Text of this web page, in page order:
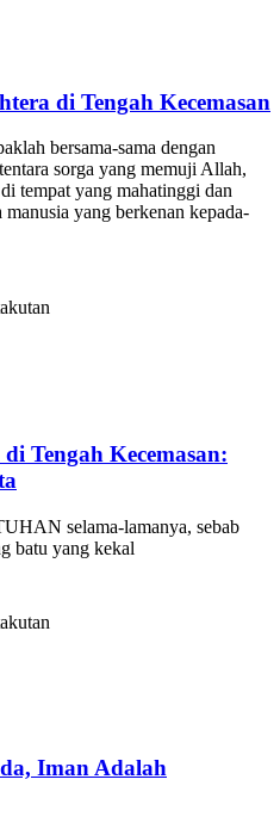
di Tengah Kecemasan
bersama-sama dengan
sorga yang memuji Allah,
tempat yang mahatinggi dan
yang berkenan kepada-
Tengah Kecemasan:
selama-lamanya, sebab
batu yang kekal
Iman Adalah